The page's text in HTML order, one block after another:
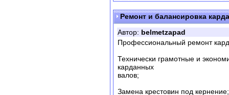
Ремонт и балансировка
Автор: belmetzapad
Профессиональный ремонт
Технически грамотные и
карданных
валов;
Замена крестовин под кернение;